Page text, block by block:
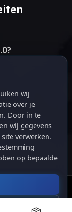
2.0: Een
wij
over je
Door in te
wij gegevens
verwerken.
op bepaalde